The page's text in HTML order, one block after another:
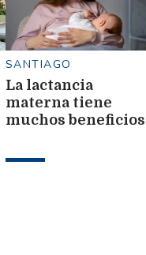
SANTIAGO
La lactancia
materna tiene
muchos beneficios
físicos para la